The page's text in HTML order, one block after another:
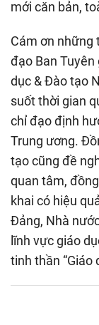
mới căn bản,
Cám ơn những
đạo Ban
dục & Đào tạo
suốt thời gian
chỉ đạo định
Trung ương.
tạo cũng đề
quan tâm,
khai có hiệu
Đảng, Nhà
lĩnh vực giáo
tinh thần “Giáo